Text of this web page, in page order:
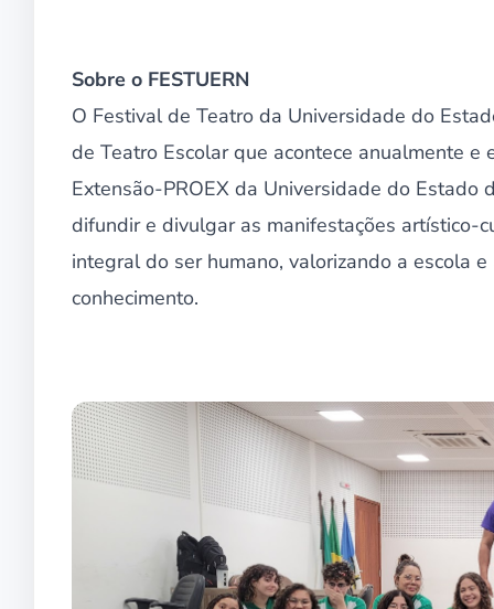
Sobre o FESTUERN
O Festival de Teatro da Universidade do
de Teatro Escolar que acontece anualmente
Extensão-PROEX da Universidade do Estado
difundir e divulgar as manifestações artístico-
integral do ser humano, valorizando a escola
conhecimento.